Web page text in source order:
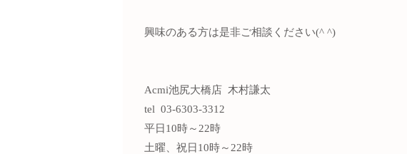
興味のある方は是非ご相談ください(^ ^)
Acmi池尻大橋店 木村謙太
tel 03-6303-3312
平日10時～22時
土曜、祝日10時～22時